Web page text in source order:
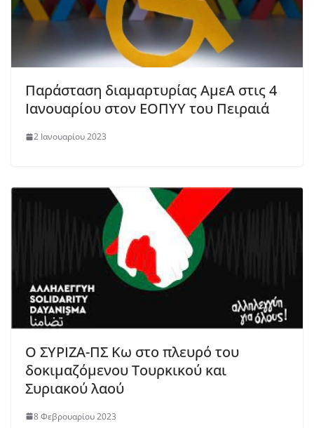
Παράσταση διαμαρτυρίας ΑμεΑ στις 4
Ιανουαρίου στον ΕΟΠΥΥ του Πειραιά
2 Ιανουαρίου 2023
Ο ΣΥΡΙΖΑ-ΠΣ Κω στο πλευρό του
δοκιμαζόμενου Τουρκικού και
Συριακού λαού
8 Φεβρουαρίου 2023